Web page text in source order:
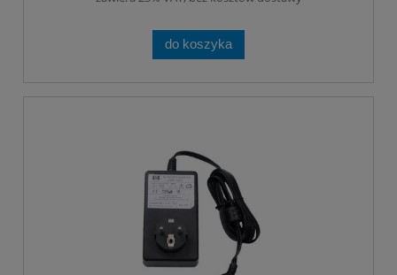
do koszyka